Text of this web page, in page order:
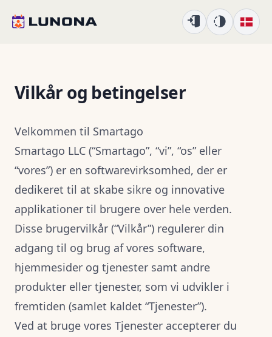
Vilkår og betingelser
Velkommen til Smartago
Smartago LLC (“Smartago”, “vi”, “os” eller
“vores”) er en softwarevirksomhed, der er
dedikeret til at skabe sikre og innovative
applikationer til brugere over hele verden.
Disse brugervilkår (“Vilkår”) regulerer din
adgang til og brug af vores software,
hjemmesider og tjenester samt andre
produkter eller tjenester, som vi udvikler i
fremtiden (samlet kaldet “Tjenester”).
Ved at bruge vores Tjenester accepterer du